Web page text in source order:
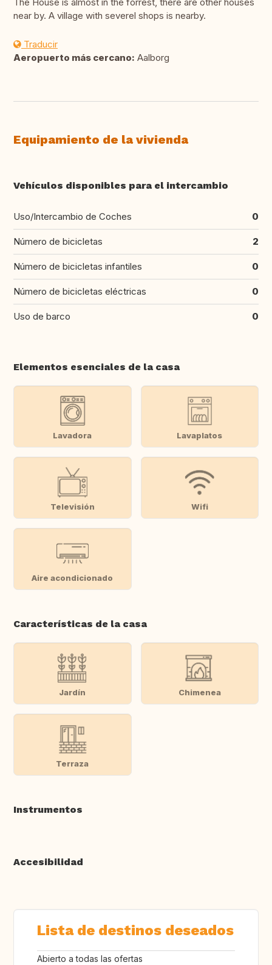
The House is almost in the forrest, there are other houses
near by. A village with severel shops is nearby.
Traducir
Aeropuerto más cercano: Aalborg
Equipamiento de la vivienda
Vehículos disponibles para el intercambio
Uso/Intercambio de Coches 0
Número de bicicletas 2
Número de bicicletas infantiles 0
Número de bicicletas eléctricas 0
Uso de barco 0
Elementos esenciales de la casa
Lavadora Lavaplatos
Televisión Wifi
Aire acondicionado
Características de la casa
Jardín Chimenea
Terraza
Instrumentos
Accesibilidad
Lista de destinos deseados
Abierto a todas las ofertas